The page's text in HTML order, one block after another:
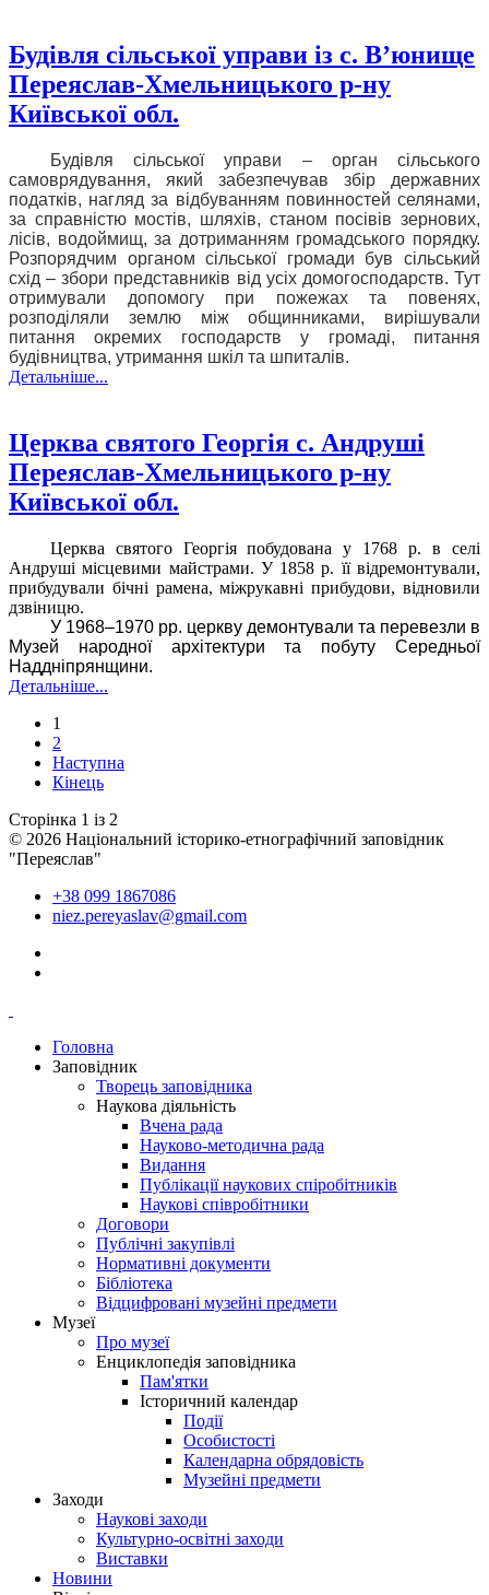
Будівля сільської управи із с. В’юнище
Переяслав-Хмельницького р-ну
Київської обл.
Будівля сільської управи – орган сільського
самоврядування, який забезпечував збір державних
податків, нагляд за відбуванням повинностей селянами,
за справністю мостів, шляхів, станом посівів зернових,
лісів, водоймищ, за дотриманням громадського порядку.
Розпорядчим органом сільської громади був сільський
схід – збори представників від усіх домогосподарств. Тут
отримували допомогу при пожежах та повенях,
розподіляли землю між общинниками, вирішували
питання окремих господарств у громаді, питання
будівництва, утримання шкіл та шпиталів.
Детальніше...
Церква святого Георгія с. Андруші
Переяслав-Хмельницького р-ну
Київської обл.
Церква святого Георгія побудована у 1768 р. в селі
Андруші місцевими майстрами. У 1858 р. її відремонтували,
прибудували бічні рамена, міжрукавні прибудови, відновили
дзвіницю.
У 1968–1970 рр. церкву демонтували та перевезли в
Музей народної архітектури та побуту Середньої
Наддніпрянщини.
Детальніше...
1
2
Наступна
Кінець
Сторінка 1 із 2
© 2026 Національний історико-етнографічний заповідник
"Переяслав"
+38 099 1867086
niez.pereyaslav@gmail.com
Головна
Заповідник
Творець заповідника
Наукова діяльність
Вчена рада
Науково-методична рада
Видання
Публікації наукових спіробітників
Наукові співробітники
Договори
Публічні закупівлі
Нормативні документи
Бібліотека
Відцифровані музейні предмети
Музеї
Про музеї
Енциклопедія заповідника
Пам'ятки
Історичний календар
Події
Особистості
Календарна обрядовість
Музейні предмети
Заходи
Наукові заходи
Культурно-освітні заходи
Виставки
Новини